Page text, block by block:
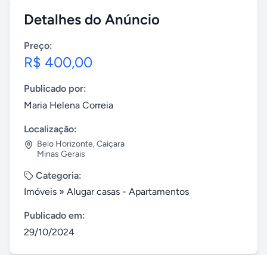
Detalhes do Anúncio
Preço:
R$ 400,00
Publicado por:
Maria Helena Correia
Localização:
Belo Horizonte,Caiçara
Minas Gerais
Categoria:
Imóveis » Alugar casas - Apartamentos
Publicado em:
29/10/2024